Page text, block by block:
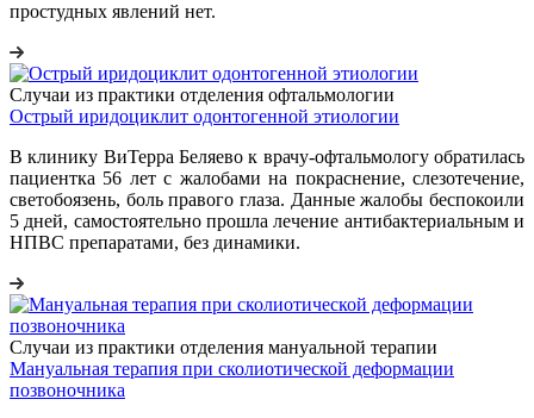
простудных явлений нет.
Случаи из практики отделения офтальмологии
Острый иридоциклит одонтогенной этиологии
В клинику ВиТерра Беляево к врачу-офтальмологу обратилась
пациентка 56 лет с жалобами на покраснение, слезотечение,
светобоязень, боль правого глаза. Данные жалобы беспокоили
5 дней, самостоятельно прошла лечение антибактериальным и
НПВС препаратами, без динамики.
Случаи из практики отделения мануальной терапии
Мануальная терапия при сколиотической деформации
позвоночника